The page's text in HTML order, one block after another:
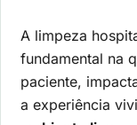
A limpeza
fundamental na
paciente,
a experiência